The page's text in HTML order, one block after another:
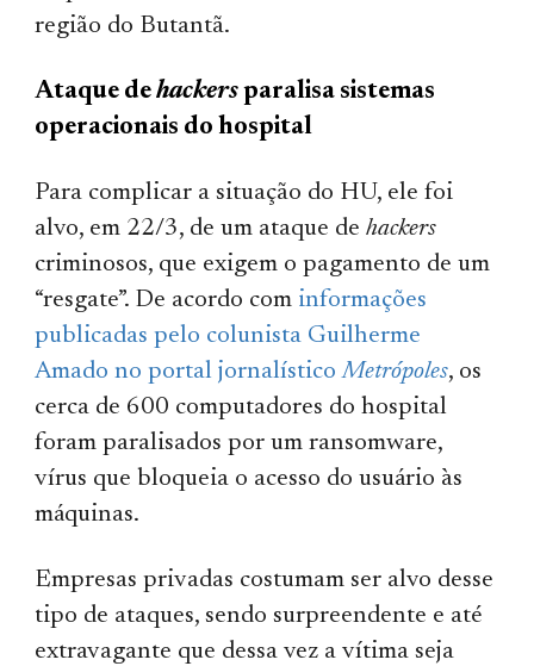
região do Butantã.
Ataque dehackersparalisa sistemas
operacionais do hospital
Para complicar a situação do HU, ele foi
alvo, em 22/3, de um ataque dehackers
criminosos, que exigem o pagamento de um
“resgate”. De acordo com informações
publicadas pelo colunista Guilherme
Amado no portal jornalísticoMetrópoles, os
cerca de 600 computadores do hospital
foram paralisados por um ransomware,
vírus que bloqueia o acesso do usuário às
máquinas.
Empresas privadas costumam ser alvo desse
tipo de ataques, sendo surpreendente e até
extravagante que dessa vez a vítima seja